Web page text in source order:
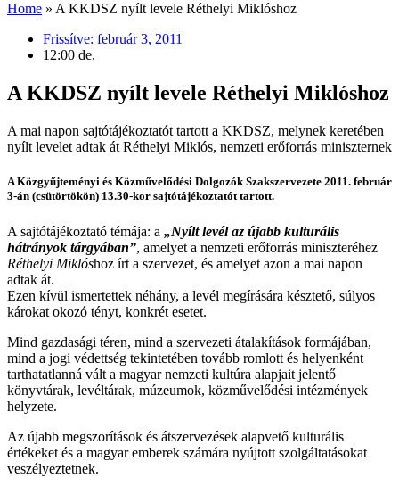
Home » A KKDSZ nyílt levele Réthelyi Miklóshoz
Frissítve: február 3, 2011
12:00 de.
A KKDSZ nyílt levele Réthelyi Miklóshoz
A mai napon sajtótájékoztatót tartott a KKDSZ, melynek keretében
nyílt levelet adtak át Réthelyi Miklós, nemzeti erőforrás miniszternek
AKözgyűjteményi és Közművelődési Dolgozók Szakszervezete 2011. február
3-án (csütörtökön) 13.30-kor sajtótájékoztatót tartott.
A sajtótájékoztató témája: a „Nyílt levél az újabb kulturális
hátrányok tárgyában”, amelyet a nemzeti erőforrás miniszteréhez
Réthelyi Miklóshoz írt a szervezet, és amelyet azon a mai napon
adtak át.
Ezen kívül ismertettek néhány, a levél megírására késztető, súlyos
károkat okozó tényt, konkrét esetet.
Mind gazdasági téren, mind a szervezeti átalakítások formájában,
mind a jogi védettség tekintetében tovább romlott és helyenként
tarthatatlanná vált a magyar nemzeti kultúra alapjait jelentő
könyvtárak, levéltárak, múzeumok, közművelődési intézmények
helyzete.
Az újabb megszorítások és átszervezések alapvető kulturális
értékeket és a magyar emberek számára nyújtott szolgáltatásokat
veszélyeztetnek.